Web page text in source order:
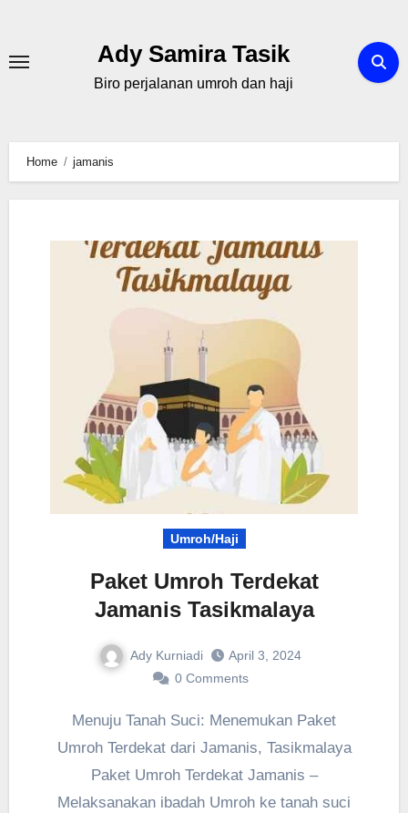
content
Ady Samira Tasik
Biro perjalanan umroh dan haji
Home jamanis
Umroh/Haji
Paket Umroh Terdekat
Jamanis Tasikmalaya‎
Ady Kurniadi
April 3, 2024
0 Comments
Menuju Tanah Suci: Menemukan Paket
Umroh Terdekat dari Jamanis, Tasikmalaya
Paket Umroh Terdekat Jamanis –
Melaksanakan ibadah Umroh ke tanah suci